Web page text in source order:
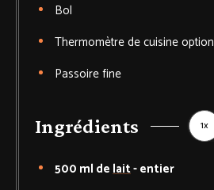
Bol
Thermomètre de cuisine
Passoirefine
Ingrédients 1x
500 ml delait-entier